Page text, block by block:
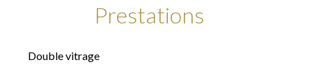
Prestations
Double vitrage